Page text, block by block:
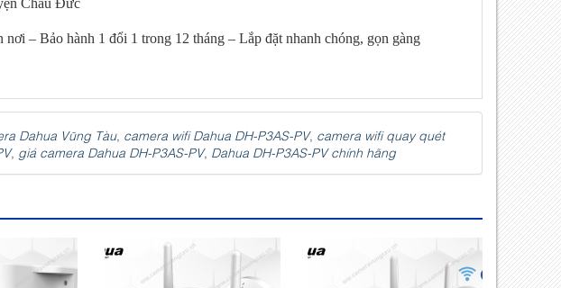
– Bảo hành 1 đổi 1 trong 12 tháng – Lắp đặt nhanh chóng, gọn gàng
Dahua Vũng Tàu, camera wifi Dahua DH-P3AS-PV, camera wifi quay quét
, giá camera Dahua DH-P3AS-PV, Dahua DH-P3AS-PV chính hãng